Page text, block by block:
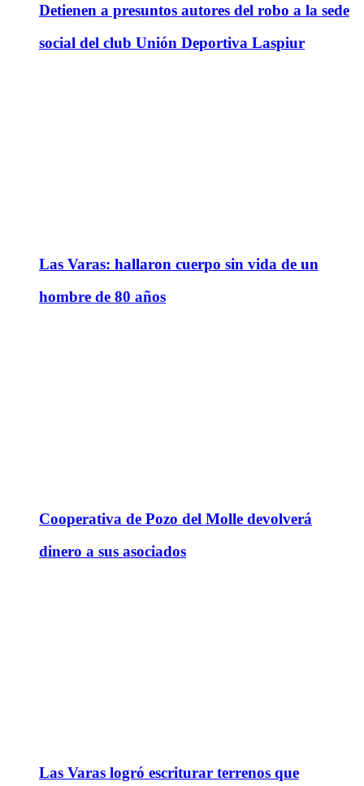
Detienen a presuntos autores del robo a la sede
social del club Unión Deportiva Laspiur
Las Varas: hallaron cuerpo sin vida de un
hombre de 80 años
Cooperativa de Pozo del Molle devolverá
dinero a sus asociados
Las Varas logró escriturar terrenos que